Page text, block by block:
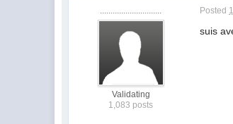
Validating
1,083 posts
Posted
suis